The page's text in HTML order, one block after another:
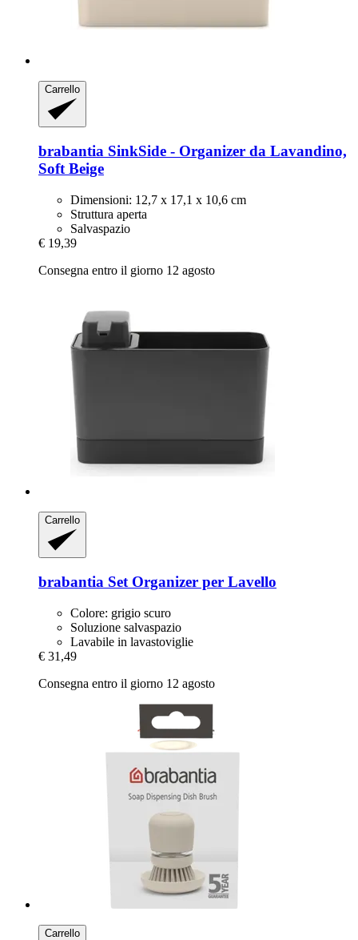
Carrello
brabantia SinkSide -​ Organizer da Lavandino,
Soft Beige
Dimensioni: 12,7 x 17,1 x 10,6 cm
Struttura aperta
Salvaspazio
€ 19,39
Consegna entro il giorno 12 agosto
Carrello
brabantia Set Organizer per Lavello
Colore: grigio scuro
Soluzione salvaspazio
Lavabile in lavastoviglie
€ 31,49
Consegna entro il giorno 12 agosto
Carrello